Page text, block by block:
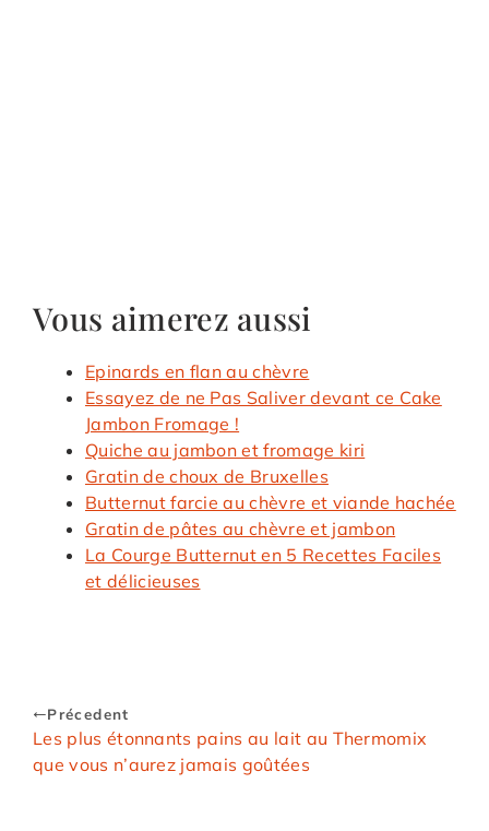
Vous aimerez aussi
Epinards en flan au chèvre
Essayez de ne Pas Saliver devant ce Cake
Jambon Fromage !
Quiche au jambon et fromage kiri
Gratin de choux de Bruxelles
Butternut farcie au chèvre et viande hachée
Gratin de pâtes au chèvre et jambon
La Courge Butternut en 5 Recettes Faciles
et délicieuses
Précedent
Les plus étonnants pains au lait au Thermomix
que vous n’aurez jamais goûtées